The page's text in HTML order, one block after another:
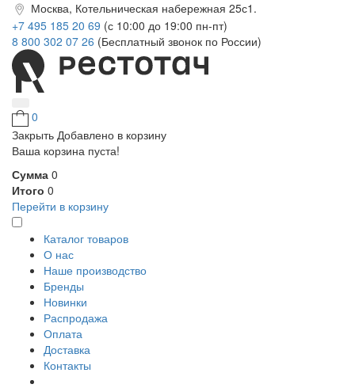
Москва, Котельническая набережная 25с1.
+7 495 185 20 69 (с 10:00 до 19:00 пн-пт)
8 800 302 07 26 (Бесплатный звонок по России)
0
Закрыть Добавлено в корзину
Ваша корзина пуста!
Сумма 0
Итого 0
Перейти в корзину
Каталог товаров
О нас
Наше производство
Бренды
Новинки
Распродажа
Оплата
Доставка
Контакты